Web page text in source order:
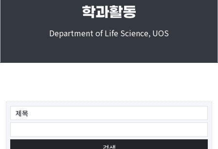
학과활동
Department of Life Science, UOS